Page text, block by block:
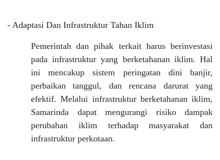
- Adaptasi Dan Infrastruktur Tahan Iklim
Pemerintah dan pihak terkait harus berinvestasi
pada infrastruktur yang berketahanan iklim. Hal
ini mencakup sistem peringatan dini banjir,
perbaikan tanggul, dan rencana darurat yang
efektif. Melalui infrastruktur berketahanan iklim,
Samarinda dapat mengurangi risiko dampak
perubahan iklim terhadap masyarakat dan
infrastruktur perkotaan.